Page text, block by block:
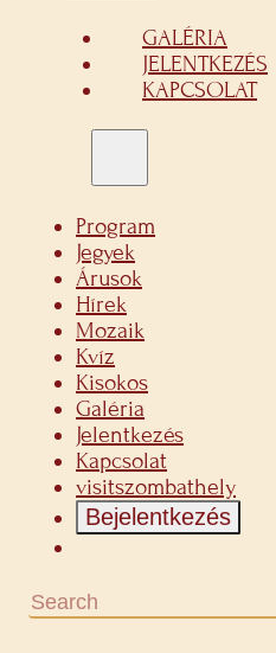
GALÉRIA
JELENTKEZÉS
KAPCSOLAT
Program
Jegyek
Árusok
Hírek
Mozaik
Kvíz
Kisokos
Galéria
Jelentkezés
Kapcsolat
visitszombathely
Bejelentkezés